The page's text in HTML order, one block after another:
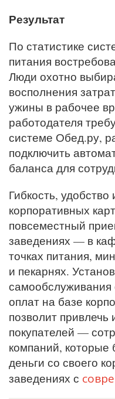
Результат
По статистике
питания
Люди охотно
восполнения
ужины в рабочее
работодателя
системе Обед.ру,
подключить
баланса для
Гибкость,
корпоративных
повсеместный
заведениях — в
точках питания,
и пекарнях.
оплат на базе
позволит
покупателей —
компаний, которые
деньги со своего
заведениях с